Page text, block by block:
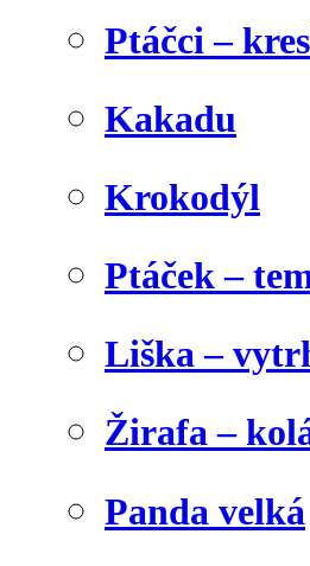
Ptáčci –
Kakadu
Krokodýl
Ptáček –
Liška –
Žirafa –
Panda velká